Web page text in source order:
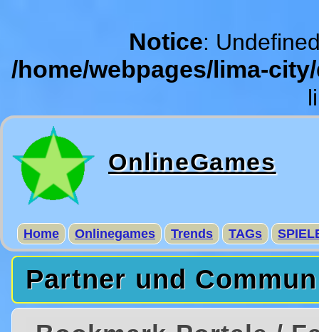
Notice:
/home/webpages/lima-
OnlineGames
Home Onlinegames Trends TAGs
Partner und